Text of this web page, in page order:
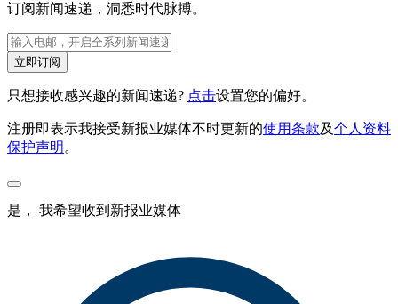
订阅新闻速递，洞悉时代脉搏。
立即订阅
只想接收感兴趣的新闻速递? 点击设置您的偏好。
注册即表示我接受新报业媒体不时更新的使用条款及个人资料
保护声明 。
是， 我希望收到新报业媒体